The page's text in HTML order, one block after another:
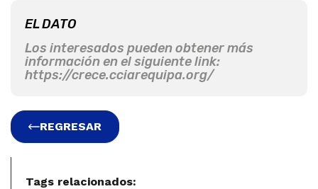
EL DATO
Los interesados pueden obtener más
información en el siguiente link:
https://crece.cciarequipa.org/
REGRESAR
Tags relacionados: